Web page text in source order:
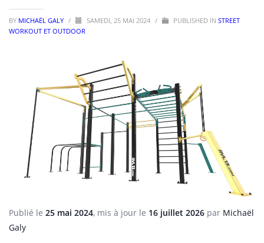
BY MICHAËL GALY / SAMEDI, 25 MAI 2024 / PUBLISHED IN STREET
WORKOUT ET OUTDOOR
Publié le 25 mai 2024, mis à jour le 16 juillet 2026 par Michaël
Galy